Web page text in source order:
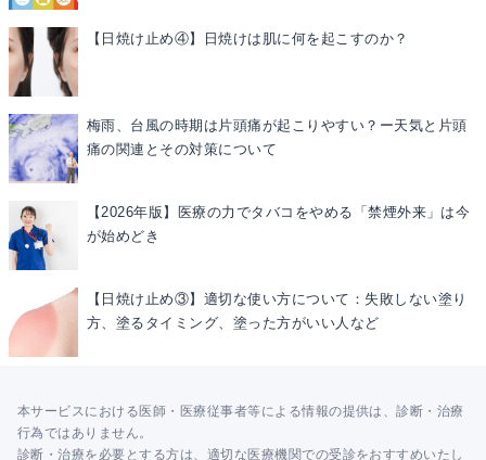
【日焼け止め④】日焼けは肌に何を起こすのか？
梅雨、台風の時期は片頭痛が起こりやすい？ー天気と片頭
痛の関連とその対策について
【2026年版】医療の力でタバコをやめる「禁煙外来」は今
が始めどき
【日焼け止め③】適切な使い方について：失敗しない塗り
方、塗るタイミング、塗った方がいい人など
本サービスにおける医師・医療従事者等による情報の提供は、診断・治療
行為ではありません。
診断・治療を必要とする方は、適切な医療機関での受診をおすすめいたし